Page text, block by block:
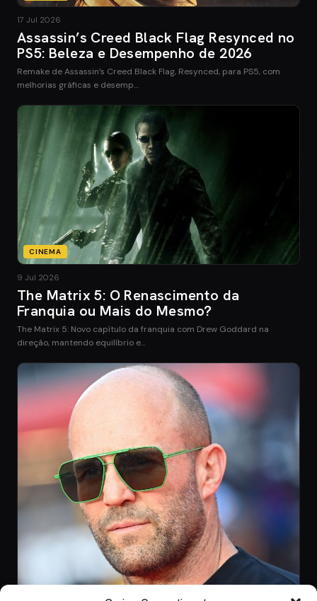
17 Jul 2026
Assassin’s Creed Black Flag Resynced no
PS5: Beleza e Desempenho de 2026
Remake de Assassin’s Creed Black Flag, Resynced, para PS5, com
melhorias gráficas e desemp…
CINEMA
9 Jul 2026
The Matrix 5: O Renascimento da
Franquia ou Mais do Mesmo?
The Matrix 5: Novo capítulo da franquia com Drew Goddard na
direção, mantendo equilíbrio e…